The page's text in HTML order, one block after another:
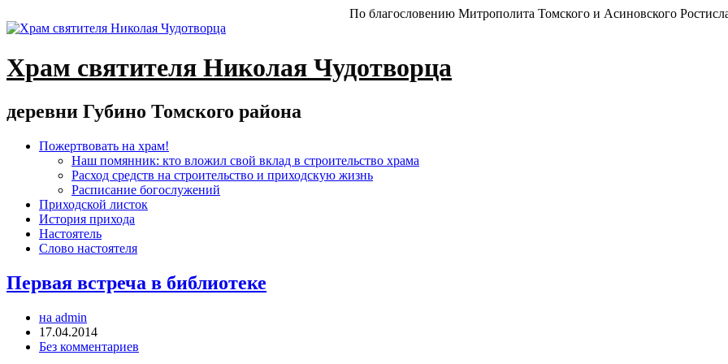
По благословению Митрополита Томского и Асиновского
Храм святителя Николая Чудотворца
деревни Губино Томского района
Пожертвовать на храм!
Наш помянник: кто вложил свой вклад в строительство храма
Расход средств на строительство и приходскую жизнь
Расписание богослужений
Приходской листок
История прихода
Настоятель
Слово настоятеля
Первая встреча в библиотеке
на admin
17.04.2014
Без комментариев